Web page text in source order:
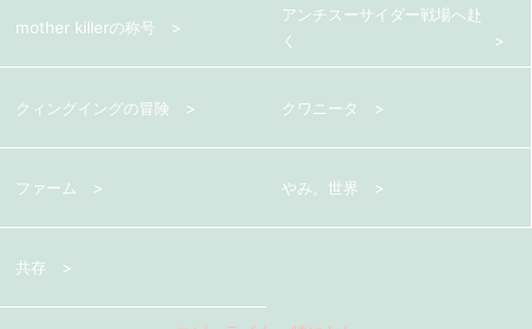
mother killerの称号
アンチスーサイダー戦場へ赴
く
クィングイングの冒険 クワニータ
ファーム やみ。世界
共存